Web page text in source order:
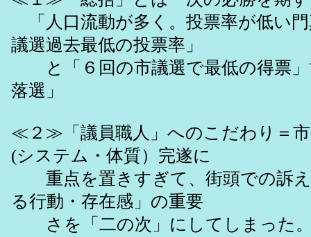
「人口流動が多く。投票率が低い
議選過去最低の投票率」
と「６回の市議選で最低の得票」
落選」
≪２≫「議員職人」へのこだわり＝
(システム・体質）完遂に
重点を置きすぎて、街頭での訴え
る行動・存在感」の重要
さを「二の次」にしてしまった